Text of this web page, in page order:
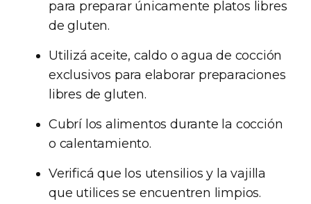
para preparar únicamente platos libres
de gluten.
Utilizá aceite, caldo o agua de cocción
exclusivos para elaborar preparaciones
libres de gluten.
Cubrí los alimentos durante la cocción
o calentamiento.
Verificá que los utensilios y la vajilla
que utilices se encuentren limpios.